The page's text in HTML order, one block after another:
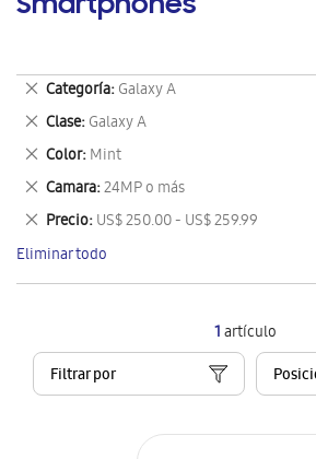
Smartphones
1artículo
Filtrar por
Categoría Galaxy A
Eliminar
este
artículo
Clase Galaxy A
Eliminar
este
artículo
Color Mint
Eliminar
este
artículo
Camara 24MP o más
Eliminar
este
artículo
Precio US$ 250.00 - US$ 259.99
Eliminar
este
artículo
Eliminar todo